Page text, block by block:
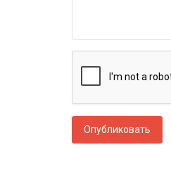
Опубликовать